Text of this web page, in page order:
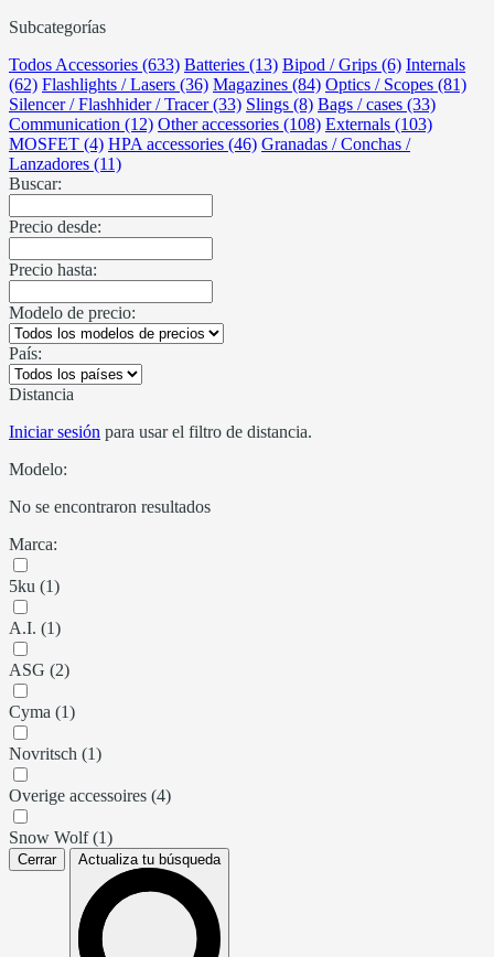
Subcategorías
Todos Accessories (633) Batteries (13) Bipod / Grips (6) Internals
(62) Flashlights / Lasers (36) Magazines (84) Optics / Scopes (81)
Silencer / Flashhider / Tracer (33) Slings (8) Bags / cases (33)
Communication (12) Other accessories (108) Externals (103)
MOSFET (4) HPA accessories (46) Granadas / Conchas /
Lanzadores (11)
Buscar:
Precio desde:
Precio hasta:
Modelo de precio:
País:
Distancia
Iniciar sesión para usar el filtro de distancia.
Modelo:
No se encontraron resultados
Marca:
5ku (1)
A.I. (1)
ASG (2)
Cyma (1)
Novritsch (1)
Overige accessoires (4)
Snow Wolf (1)
Cerrar Actualiza tu búsqueda